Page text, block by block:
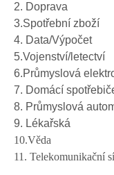
2. Doprava
3.Spotřební zboží
4. Data/Výpočet
5.Vojenství/letectví
6.Průmyslová
7. Domácí
8. Průmyslová
9. Lékařská
10.Věda
11. Telekomunikační